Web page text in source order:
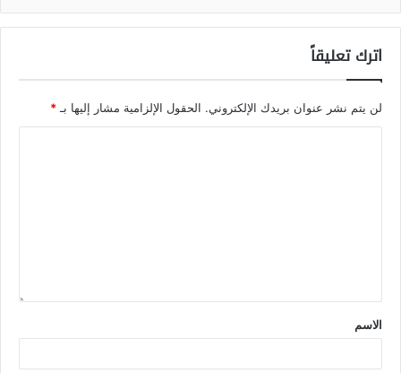
اترك تعليقاً
لن يتم نشر عنوان بريدك الإلكتروني. الحقول الإلزامية مشار إليها بـ*
الاسم